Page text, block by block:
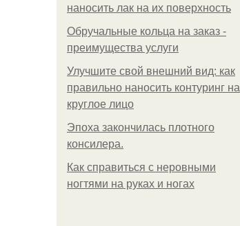
наносить лак на их поверхность
Обручальные кольца на заказ -
преимущества услуги
Улучшите свой внешний вид: как
правильно наносить контуринг на
круглое лицо
Эпоха закончилась плотного
консилера.
Как справиться с неровными
ногтями на руках и ногах